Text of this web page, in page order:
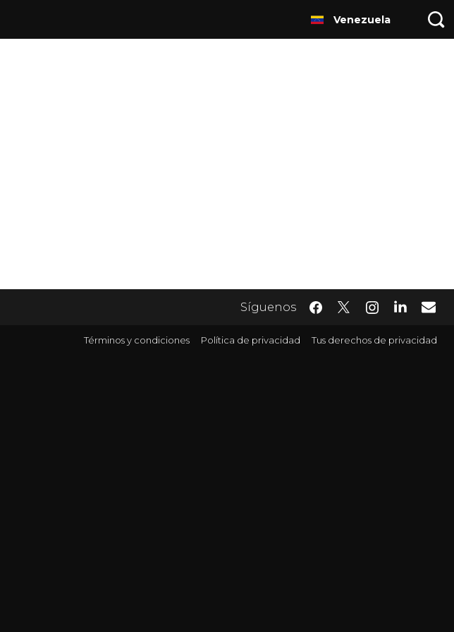
Venezuela
Síguenos
Términos y condiciones Política de privacidad Tus derechos de privacidad